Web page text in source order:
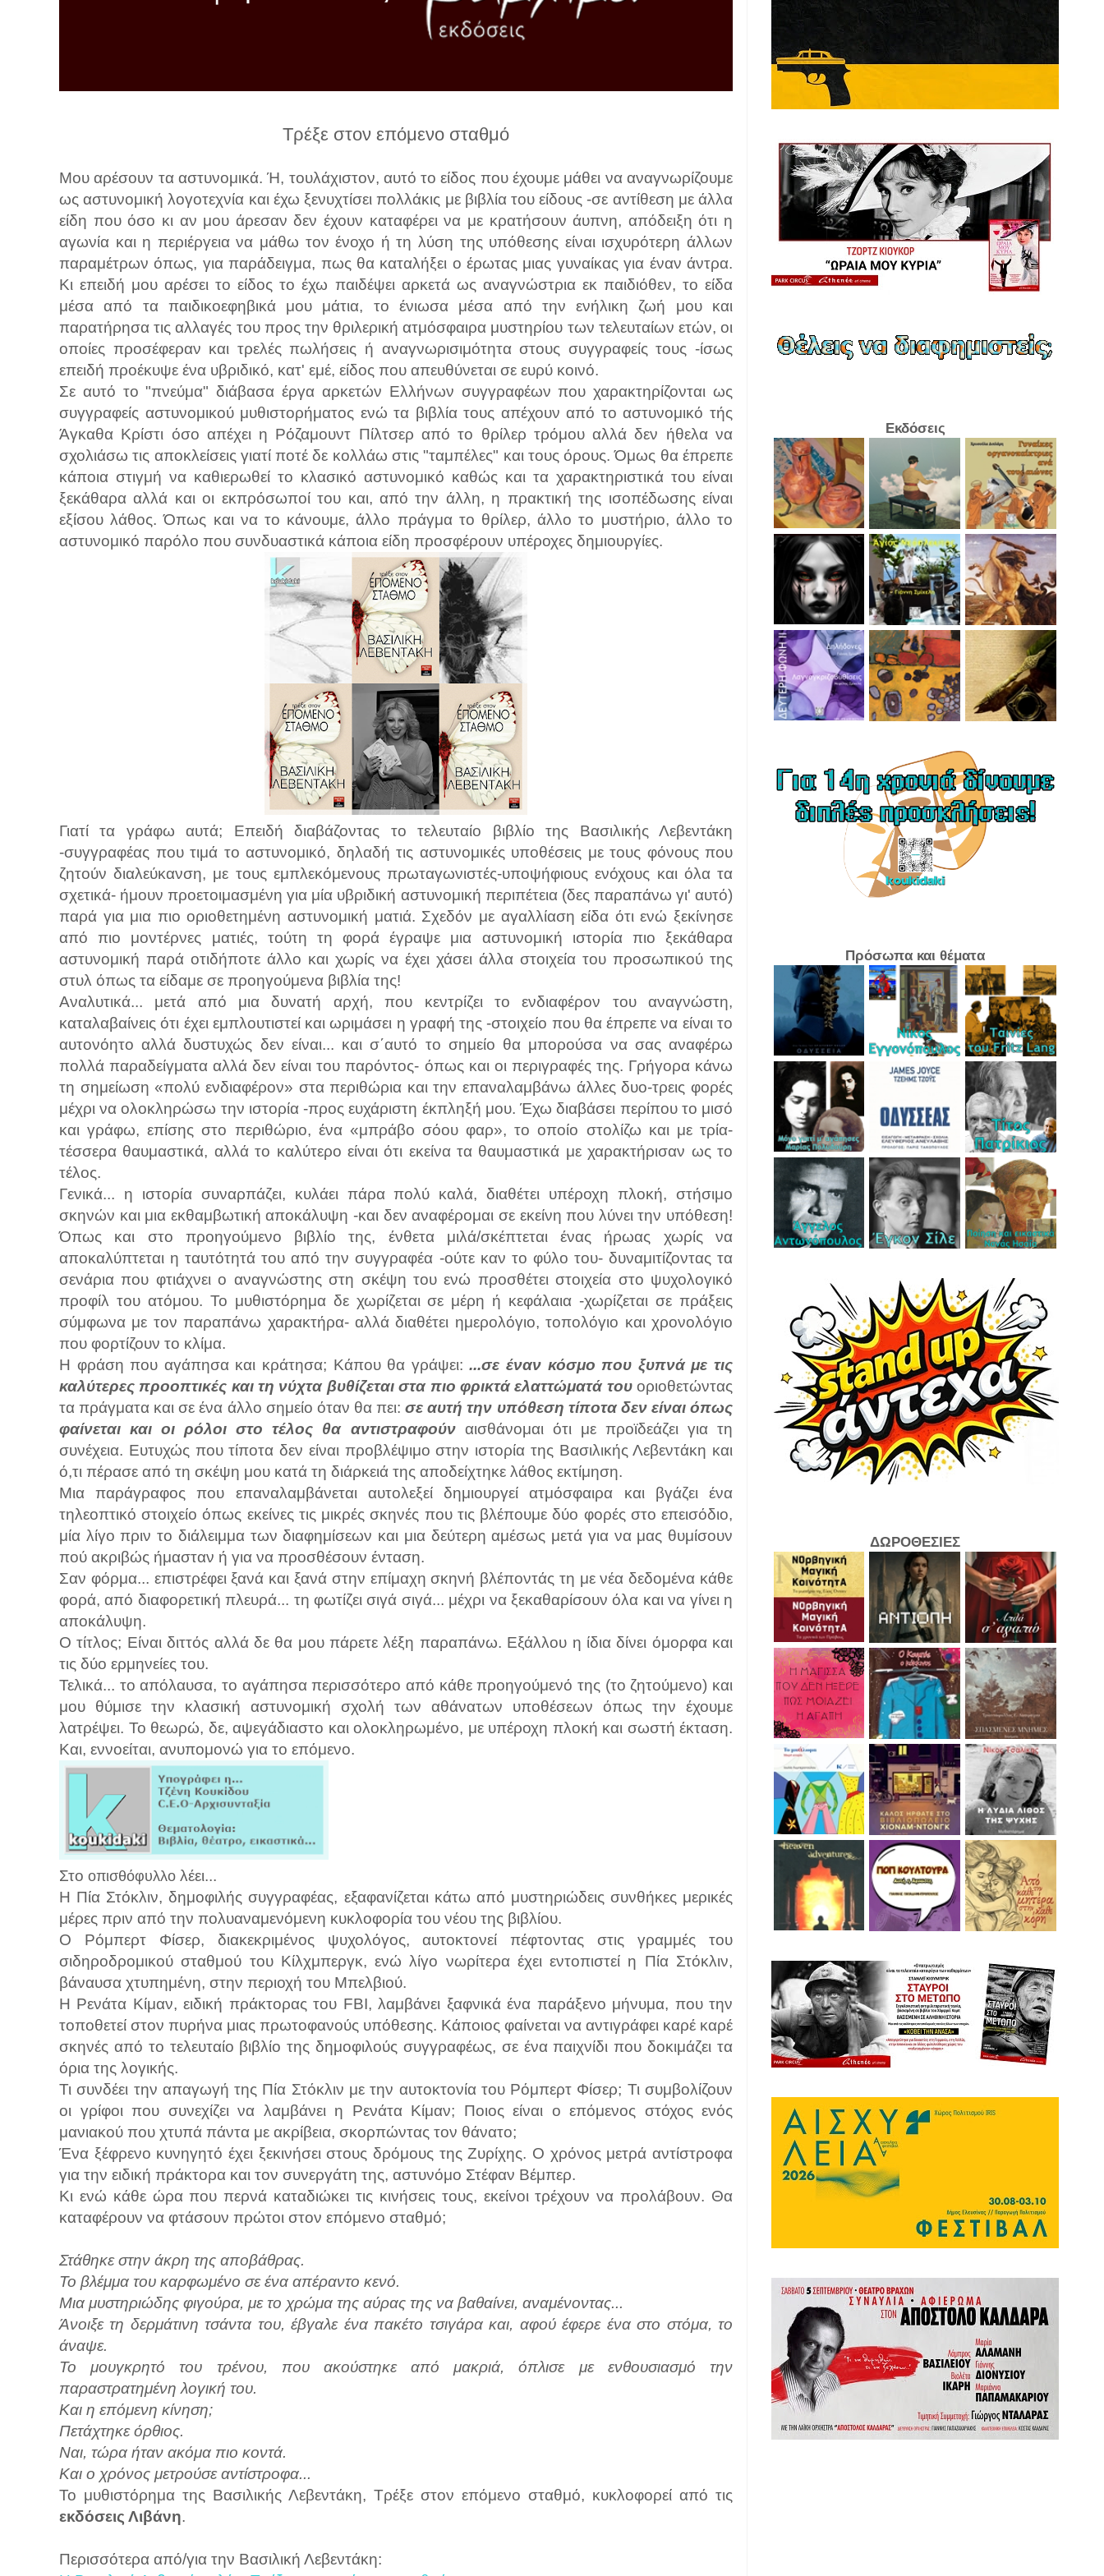
Τρέξε στον επόμενο σταθμό
Μου αρέσουν τα αστυνομικά. Ή, τουλάχιστον, αυτό το είδος που έχουμε μάθει να αναγνωρίζουμε
ως αστυνομική λογοτεχνία και έχω ξενυχτίσει πολλάκις με βιβλία του είδους -σε αντίθεση με άλλα
είδη που όσο κι αν μου άρεσαν δεν έχουν καταφέρει να με κρατήσουν άυπνη, απόδειξη ότι η
αγωνία και η περιέργεια να μάθω τον ένοχο ή τη λύση της υπόθεσης είναι ισχυρότερη άλλων
παραμέτρων όπως, για παράδειγμα, πως θα καταλήξει ο έρωτας μιας γυναίκας για έναν άντρα.
Κι επειδή μου αρέσει το είδος το έχω παιδέψει αρκετά ως αναγνώστρια εκ παιδιόθεν, το είδα
μέσα από τα παιδικοεφηβικά μου μάτια, το ένιωσα μέσα από την ενήλικη ζωή μου και
παρατήρησα τις αλλαγές του προς την θριλερική ατμόσφαιρα μυστηρίου των τελευταίων ετών, οι
οποίες προσέφεραν και τρελές πωλήσεις ή αναγνωρισιμότητα στους συγγραφείς τους -ίσως
επειδή προέκυψε ένα υβριδικό, κατ' εμέ, είδος που απευθύνεται σε ευρύ κοινό.
Σε αυτό το "πνεύμα" διάβασα έργα αρκετών Ελλήνων συγγραφέων που χαρακτηρίζονται ως
συγγραφείς αστυνομικού μυθιστορήματος ενώ τα βιβλία τους απέχουν από το αστυνομικό τής
Άγκαθα Κρίστι όσο απέχει η Ρόζαμουντ Πίλτσερ από το θρίλερ τρόμου αλλά δεν ήθελα να
σχολιάσω τις αποκλείσεις γιατί ποτέ δε κολλάω στις "ταμπέλες" και τους όρους. Όμως θα έπρεπε
κάποια στιγμή να καθιερωθεί το κλασικό αστυνομικό καθώς και τα χαρακτηριστικά του είναι
ξεκάθαρα αλλά και οι εκπρόσωποί του και, από την άλλη, η πρακτική της ισοπέδωσης είναι
εξίσου λάθος. Όπως και να το κάνουμε, άλλο πράγμα το θρίλερ, άλλο το μυστήριο, άλλο το
αστυνομικό παρόλο που συνδυαστικά κάποια είδη προσφέρουν υπέροχες δημιουργίες.
Γιατί τα γράφω αυτά; Επειδή διαβάζοντας το τελευταίο βιβλίο της Βασιλικής Λεβεντάκη
-συγγραφέας που τιμά το αστυνομικό, δηλαδή τις αστυνομικές υποθέσεις με τους φόνους που
ζητούν διαλεύκανση, με τους εμπλεκόμενους πρωταγωνιστές-υποψήφιους ενόχους και όλα τα
σχετικά- ήμουν προετοιμασμένη για μία υβριδική αστυνομική περιπέτεια (δες παραπάνω γι' αυτό)
παρά για μια πιο οριοθετημένη αστυνομική ματιά. Σχεδόν με αγαλλίαση είδα ότι ενώ ξεκίνησε
από πιο μοντέρνες ματιές, τούτη τη φορά έγραψε μια αστυνομική ιστορία πιο ξεκάθαρα
αστυνομική παρά οτιδήποτε άλλο και χωρίς να έχει χάσει άλλα στοιχεία του προσωπικού της
στυλ όπως τα είδαμε σε προηγούμενα βιβλία της!
Αναλυτικά... μετά από μια δυνατή αρχή, που κεντρίζει το ενδιαφέρον του αναγνώστη,
καταλαβαίνεις ότι έχει εμπλουτιστεί και ωριμάσει η γραφή της -στοιχείο που θα έπρεπε να είναι το
αυτονόητο αλλά δυστυχώς δεν είναι... και σ΄αυτό το σημείο θα μπορούσα να σας αναφέρω
πολλά παραδείγματα αλλά δεν είναι του παρόντος- όπως και οι περιγραφές της. Γρήγορα κάνω
τη σημείωση «πολύ ενδιαφέρον» στα περιθώρια και την επαναλαμβάνω άλλες δυο-τρεις φορές
μέχρι να ολοκληρώσω την ιστορία -προς ευχάριστη έκπληξή μου. Έχω διαβάσει περίπου το μισό
και γράφω, επίσης στο περιθώριο, ένα «μπράβο σόου φαρ», το οποίο στολίζω και με τρία-
τέσσερα θαυμαστικά, αλλά το καλύτερο είναι ότι εκείνα τα θαυμαστικά με χαρακτήρισαν ως το
τέλος.
Γενικά... η ιστορία συναρπάζει, κυλάει πάρα πολύ καλά, διαθέτει υπέροχη πλοκή, στήσιμο
σκηνών και μια εκθαμβωτική αποκάλυψη -και δεν αναφέρομαι σε εκείνη που λύνει την υπόθεση!
Όπως και στο προηγούμενο βιβλίο της, ένθετα μιλά/σκέπτεται ένας ήρωας χωρίς να
αποκαλύπτεται η ταυτότητά του από την συγγραφέα -ούτε καν το φύλο του- δυναμιτίζοντας τα
σενάρια που φτιάχνει ο αναγνώστης στη σκέψη του ενώ προσθέτει στοιχεία στο ψυχολογικό
προφίλ του ατόμου. Το μυθιστόρημα δε χωρίζεται σε μέρη ή κεφάλαια -χωρίζεται σε πράξεις
σύμφωνα με τον παραπάνω χαρακτήρα- αλλά διαθέτει ημερολόγιο, τοπολόγιο και χρονολόγιο
που φορτίζουν το κλίμα.
Η φράση που αγάπησα και κράτησα; Κάπου θα γράψει:...σε έναν κόσμο που ξυπνά με τις
καλύτερες προοπτικές και τη νύχτα βυθίζεται στα πιο φρικτά ελαττώματά του οριοθετώντας
τα πράγματα και σε ένα άλλο σημείο όταν θα πει:σε αυτή την υπόθεση τίποτα δεν είναι όπως
φαίνεται και οι ρόλοι στο τέλος θα αντιστραφούναισθάνομαι ότι με προϊδεάζει για τη
συνέχεια. Ευτυχώς που τίποτα δεν είναι προβλέψιμο στην ιστορία της Βασιλικής Λεβεντάκη και
ό,τι πέρασε από τη σκέψη μου κατά τη διάρκειά της αποδείχτηκε λάθος εκτίμηση.
Μια παράγραφος που επαναλαμβάνεται αυτολεξεί δημιουργεί ατμόσφαιρα και βγάζει ένα
τηλεοπτικό στοιχείο όπως εκείνες τις μικρές σκηνές που τις βλέπουμε δύο φορές στο επεισόδιο,
μία λίγο πριν το διάλειμμα των διαφημίσεων και μια δεύτερη αμέσως μετά για να μας θυμίσουν
πού ακριβώς ήμασταν ή για να προσθέσουν ένταση.
Σαν φόρμα... επιστρέφει ξανά και ξανά στην επίμαχη σκηνή βλέποντάς τη με νέα δεδομένα κάθε
φορά, από διαφορετική πλευρά... τη φωτίζει σιγά σιγά... μέχρι να ξεκαθαρίσουν όλα και να γίνει η
αποκάλυψη.
Ο τίτλος; Είναι διττός αλλά δε θα μου πάρετε λέξη παραπάνω. Εξάλλου η ίδια δίνει όμορφα και
τις δύο ερμηνείες του.
Τελικά... το απόλαυσα, το αγάπησα περισσότερο από κάθε προηγούμενό της (το ζητούμενο) και
μου θύμισε την κλασική αστυνομική σχολή των αθάνατων υποθέσεων όπως την έχουμε
λατρέψει. Το θεωρώ, δε, αψεγάδιαστο και ολοκληρωμένο, με υπέροχη πλοκή και σωστή έκταση.
Και, εννοείται, ανυπομονώ για το επόμενο.
Στο οπισθόφυλλο λέει...
Η Πία Στόκλιν, δημοφιλής συγγραφέας, εξαφανίζεται κάτω από μυστηριώδεις συνθήκες μερικές
μέρες πριν από την πολυαναμενόμενη κυκλοφορία του νέου της βιβλίου.
Ο Ρόμπερτ Φίσερ, διακεκριμένος ψυχολόγος, αυτοκτονεί πέφτοντας στις γραμμές του
σιδηροδρομικού σταθμού του Κίλχμπεργκ, ενώ λίγο νωρίτερα έχει εντοπιστεί η Πία Στόκλιν,
βάναυσα χτυπημένη, στην περιοχή του Μπελβιού.
Η Ρενάτα Κίμαν, ειδική πράκτορας του FBI, λαμβάνει ξαφνικά ένα παράξενο μήνυμα, που την
τοποθετεί στον πυρήνα μιας πρωτοφανούς υπόθεσης. Κάποιος φαίνεται να αντιγράφει καρέ καρέ
σκηνές από το τελευταίο βιβλίο της δημοφιλούς συγγραφέως, σε ένα παιχνίδι που δοκιμάζει τα
όρια της λογικής.
Τι συνδέει την απαγωγή της Πία Στόκλιν με την αυτοκτονία του Ρόμπερτ Φίσερ; Τι συμβολίζουν
οι γρίφοι που συνεχίζει να λαμβάνει η Ρενάτα Κίμαν; Ποιος είναι ο επόμενος στόχος ενός
μανιακού που χτυπά πάντα με ακρίβεια, σκορπώντας τον θάνατο;
Ένα ξέφρενο κυνηγητό έχει ξεκινήσει στους δρόμους της Ζυρίχης. Ο χρόνος μετρά αντίστροφα
για την ειδική πράκτορα και τον συνεργάτη της, αστυνόμο Στέφαν Βέμπερ.
Κι ενώ κάθε ώρα που περνά καταδιώκει τις κινήσεις τους, εκείνοι τρέχουν να προλάβουν. Θα
καταφέρουν να φτάσουν πρώτοι στον επόμενο σταθμό;
Στάθηκε στην άκρη της αποβάθρας.
Το βλέμμα του καρφωμένο σε ένα απέραντο κενό.
Μια μυστηριώδης φιγούρα, με το χρώμα της αύρας της να βαθαίνει, αναμένοντας...
Άνοιξε τη δερμάτινη τσάντα του, έβγαλε ένα πακέτο τσιγάρα και, αφού έφερε ένα στο στόμα, το
άναψε.
Το μουγκρητό του τρένου, που ακούστηκε από μακριά, όπλισε με ενθουσιασμό την
παραστρατημένη λογική του.
Και η επόμενη κίνηση;
Πετάχτηκε όρθιος.
Ναι, τώρα ήταν ακόμα πιο κοντά.
Και ο χρόνος μετρούσε αντίστροφα...
Το μυθιστόρημα της Βασιλικής Λεβεντάκη, Τρέξε στον επόμενο σταθμό, κυκλοφορεί από τις
εκδόσεις Λιβάνη.
Περισσότερα από/για την Βασιλική Λεβεντάκη:
Εκδόσεις
Πρόσωπα και θέματα
ΔΩΡΟΘΕΣΙΕΣ